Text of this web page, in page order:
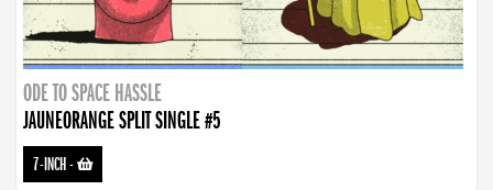
ODE TO SPACE HASSLE
JAUNEORANGE SPLIT SINGLE #5
7-INCH-